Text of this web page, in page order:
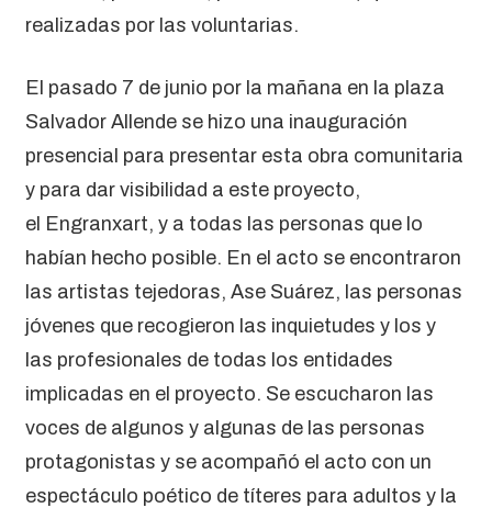
realizadas por las voluntarias.
El pasado 7 de junio por la mañana en la plaza
Salvador Allende se hizo una inauguración
presencial para presentar esta obra comunitaria
y para dar visibilidad a este proyecto,
el Engranxart, y a todas las personas que lo
habían hecho posible. En el acto se encontraron
las artistas tejedoras, Ase Suárez, las personas
jóvenes que recogieron las inquietudes y los y
las profesionales de todas los entidades
implicadas en el proyecto. Se escucharon las
voces de algunos y algunas de las personas
protagonistas y se acompañó el acto con un
espectáculo poético de títeres para adultos y la